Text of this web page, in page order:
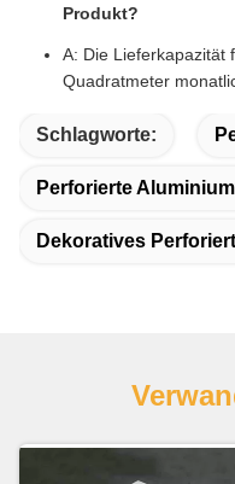
Produkt?
A: Die Lieferkapazität
Quadratmeter
Schlagworte:
Perforierte
Dekoratives